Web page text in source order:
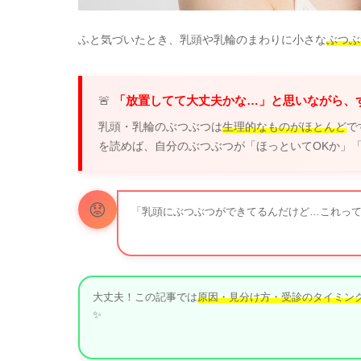
ふと気づいたとき、乳頭や乳輪のまわりに小さなぶつ
🚨 「放置してて大丈夫かな…」と思いながら
乳頭・乳輪のぶつぶつは生理的なものがほとんどで
を読めば、自分のぶつぶつが「ほっといてOKか」
😟 「乳頭にぶつぶつができてるんだけど…これっ
大丈夫！この記事では原因・見分け方・受診のタイミン
✨